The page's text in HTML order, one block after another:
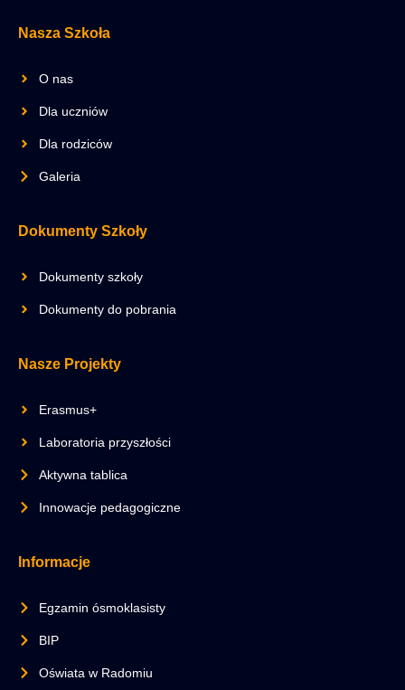
Nasza Szkoła
O nas
Dla uczniów
Dla rodziców
Galeria
Dokumenty Szkoły
Dokumenty szkoły
Dokumenty do pobrania
Nasze Projekty
Erasmus+
Laboratoria przyszłości
Aktywna tablica
Innowacje pedagogiczne
Informacje
Egzamin ósmoklasisty
BIP
Oświata w Radomiu